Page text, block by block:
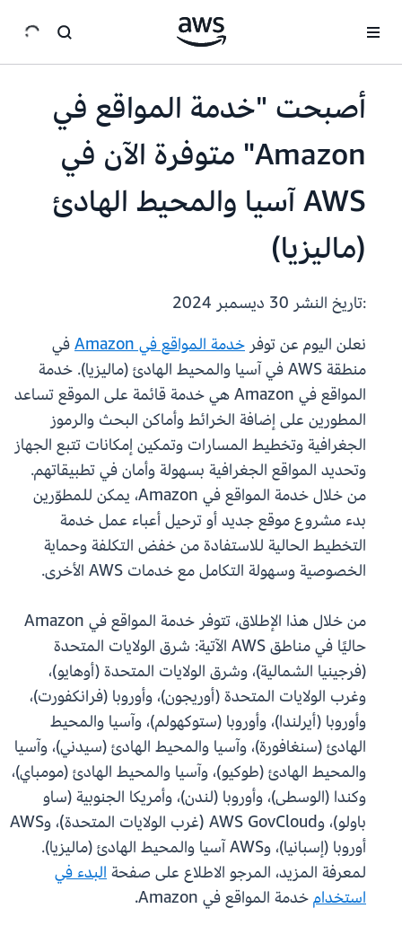
أصبحت "خدمة المواقع في
Amazon" متوفرة الآن في
AWS آسيا والمحيط الهادئ
(ماليزيا)
:تاريخ النشر
نعلن اليوم عن توفر خدمة المواقع في Amazon
في
منطقة AWS في آسيا والمحيط الهادئ (ماليزيا). خدمة
المواقع في Amazon هي خدمة قائمة على الموقع تساعد
المطورين على إضافة الخرائط وأماكن البحث والرموز
الجغرافية وتخطيط المسارات وتمكين إمكانات تتبع الجهاز
وتحديد المواقع الجغرافية بسهولة وأمان في تطبيقاتهم.
من خلال خدمة المواقع في Amazon، يمكن للمطوّرين
بدء مشروع موقع جديد أو ترحيل أعباء عمل خدمة
التخطيط الحالية للاستفادة من خفض التكلفة وحماية
الخصوصية وسهولة التكامل مع خدمات AWS الأخرى.
من خلال هذا الإطلاق، تتوفر خدمة المواقع في Amazon
حاليًا في مناطق AWS الآتية: شرق الولايات المتحدة
(فرجينيا الشمالية)، وشرق الولايات المتحدة (أوهايو)،
وغرب الولايات المتحدة (أوريجون)، وأوروبا (فرانكفورت)،
وأوروبا (أيرلندا)، وأوروبا (ستوكهولم)، وآسيا والمحيط
الهادئ (سنغافورة)، وآسيا والمحيط الهادئ (سيدني)، وآسيا
والمحيط الهادئ (طوكيو)، وآسيا والمحيط الهادئ (مومباي)،
وكندا (الوسطى)، وأوروبا (لندن)، وأمريكا الجنوبية (ساو
باولو)، وAWS GovCloud (غرب الولايات المتحدة)، وAWS
أوروبا (إسبانيا)، وAWS آسيا والمحيط الهادئ (ماليزيا).
لمعرفة المزيد، المرجو الاطلاع على صفحةالبدء في
استخدامخدمة المواقع في Amazon.